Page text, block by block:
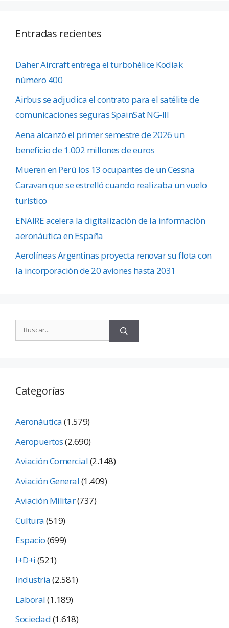
Entradas recientes
Daher Aircraft entrega el turbohélice Kodiak
número 400
Airbus se adjudica el contrato para el satélite de
comunicaciones seguras SpainSat NG-III
Aena alcanzó el primer semestre de 2026 un
beneficio de 1.002 millones de euros
Mueren en Perú los 13 ocupantes de un Cessna
Caravan que se estrelló cuando realizaba un vuelo
turístico
ENAIRE acelera la digitalización de la información
aeronáutica en España
Aerolíneas Argentinas proyecta renovar su flota con
la incorporación de 20 aviones hasta 2031
Categorías
Aeronáutica(1.579)
Aeropuertos(2.690)
Aviación Comercial(2.148)
Aviación General(1.409)
Aviación Militar(737)
Cultura(519)
Espacio(699)
I+D+i(521)
Industria(2.581)
Laboral(1.189)
Sociedad(1.618)